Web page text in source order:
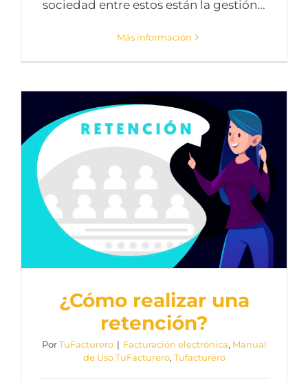
sociedad entre estos están la gestión...
Más información
¿Cómo realizar una
retención?
PorTuFacturero | Facturación electrónica, Manual
de Uso TuFacturero, Tufacturero